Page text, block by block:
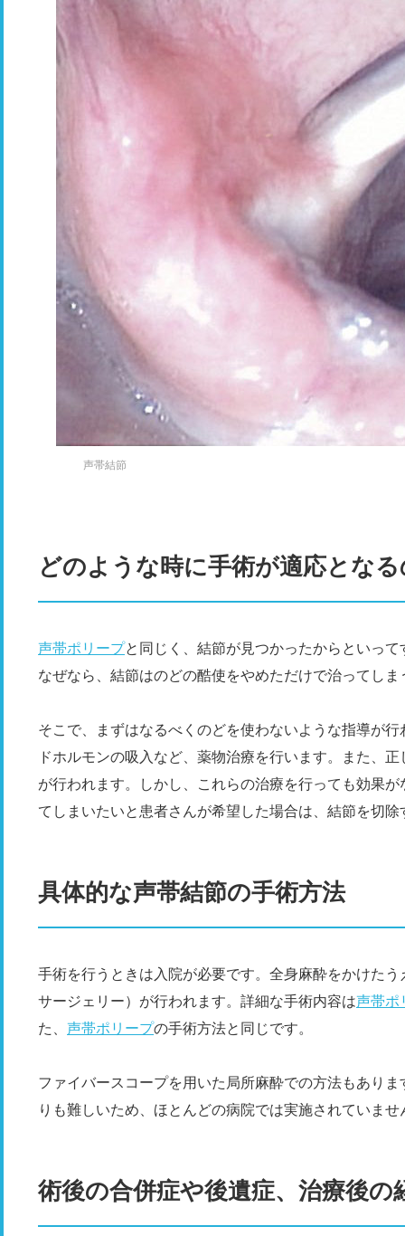
声帯結節
どのような時に手術が適応とな
声帯ポリープと同じく、結節が見つかったからといっ
なぜなら、結節はのどの酷使をやめただけで治ってし
そこで、まずはなるべくのどを使わないような指導が
ドホルモンの吸入など、薬物治療を行います。また、
が行われます。しかし、これらの治療を行っても効果
てしまいたいと患者さんが希望した場合は、結節を切
具体的な声帯結節の手術方法
手術を行うときは入院が必要です。全身麻酔をかけた
サージェリー）が行われます。詳細な手術内容は声帯ポ
た、 声帯ポリープの手術方法と同じです。
ファイバースコープを用いた局所麻酔での方法もあり
りも難しいため、ほとんどの病院では実施されていませ
術後の合併症や後遺症、治療後の